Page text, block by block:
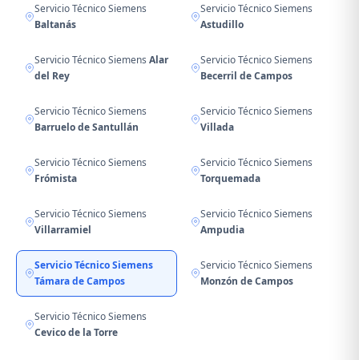
Servicio Técnico Siemens
Baltanás
Servicio Técnico Siemens
Astudillo
Servicio Técnico Siemens Alar
del Rey
Servicio Técnico Siemens
Becerril de Campos
Servicio Técnico Siemens
Barruelo de Santullán
Servicio Técnico Siemens
Villada
Servicio Técnico Siemens
Frómista
Servicio Técnico Siemens
Torquemada
Servicio Técnico Siemens
Villarramiel
Servicio Técnico Siemens
Ampudia
Servicio Técnico Siemens
Támara de Campos
Servicio Técnico Siemens
Monzón de Campos
Servicio Técnico Siemens
Cevico de la Torre